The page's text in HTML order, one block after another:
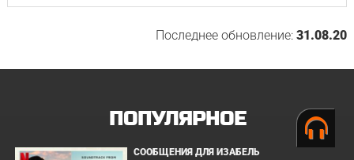
Последнее обновление:31.08.20
ПОПУЛЯРНОЕ
СООБЩЕНИЯ ДЛЯ ИЗАБЕЛЬ